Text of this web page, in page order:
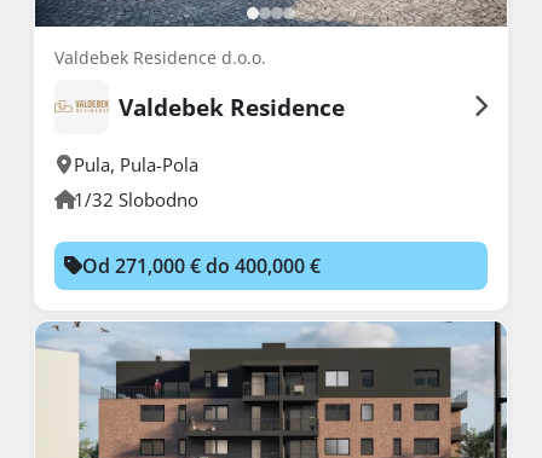
Valdebek Residence d.o.o.
Valdebek Residence
Pula, Pula-Pola
1/32 Slobodno
Od 271,000 € do 400,000 €